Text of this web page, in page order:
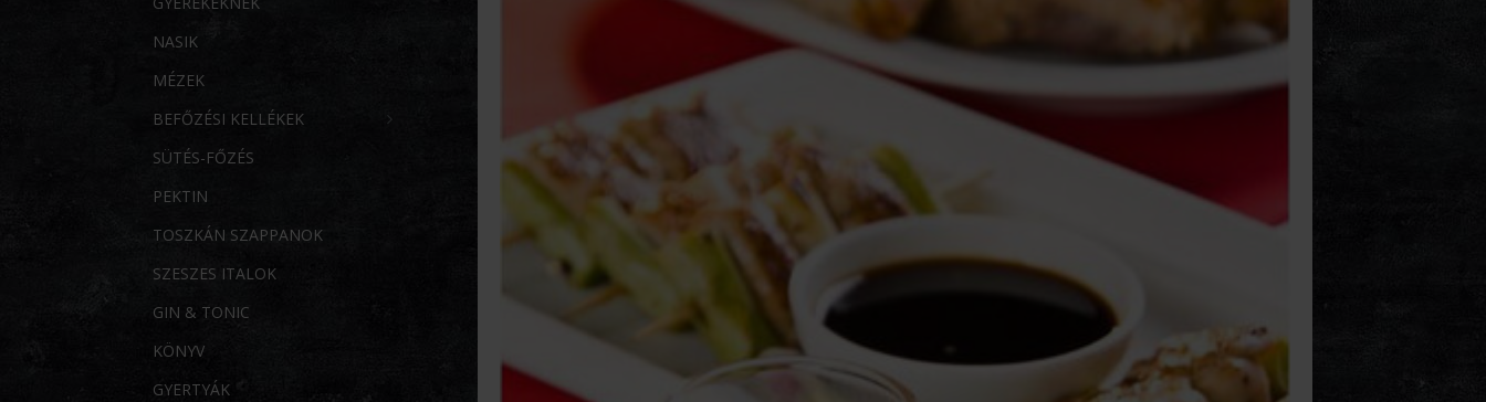
NASIK
MÉZEK
BEFŐZÉSI KELLÉKEK
SÜTÉS-FŐZÉS
PEKTIN
TOSZKÁN SZAPPANOK
SZESZES ITALOK
GIN & TONIC
KÖNYV
GYERTYÁK